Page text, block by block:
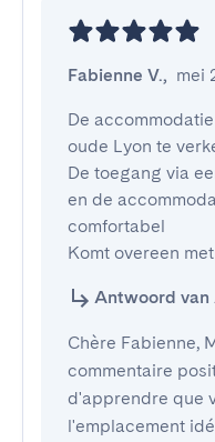
Fabienne V., mei
De
oude Lyon te
De toegang via
en de
comfortabel
Komt overeen met
Antwoord van
Chère Fabienne,
commentaire
d'apprendre que
l'emplacement